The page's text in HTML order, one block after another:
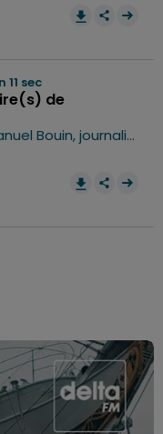
sec
de
Présenté par Emmanuel Bouin, journaliste Delta FM. Invité Patrice Vergiete, Maire de Dunkerque, Président de la CUD. Cet épisode explore le rôle essentiel de la mémoire collective à Dunkerque, en particulier autour des événements de l'Opération Dynamo et de la Libération. Le maire Patrice Vergriete discute des initiatives municipales pour préserver et transmettre cette mémoire historique aux jeunes générations. L’épisode met en lumière les efforts de la ville pour honorer ceux qui ont vécu la guerre, tout en veillant à ce que l’histoire de Dunkerque ne soit jamais oubliée. Enfin, il soulève l'importance de l’éducation à la mémoire pour éviter que de telles tragédies ne se reproduisent. Hébergé par Ausha. Visitez ausha.co/politique-de-confidentialite pour plus d'informations.